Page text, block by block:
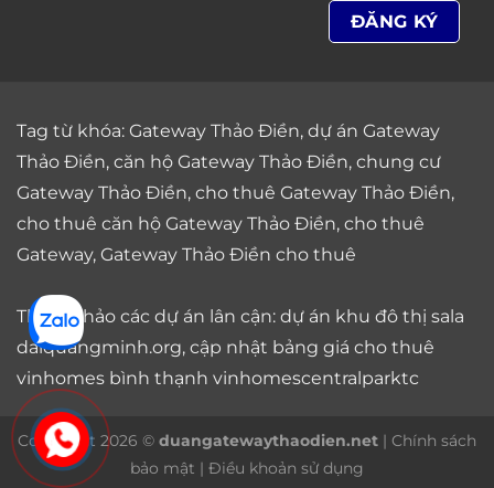
Tag từ khóa: Gateway Thảo Điền, dự án Gateway
Thảo Điền, căn hộ Gateway Thảo Điền, chung cư
Gateway Thảo Điền, cho thuê Gateway Thảo Điền,
cho thuê căn hộ Gateway Thảo Điền, cho thuê
Gateway, Gateway Thảo Điền cho thuê
Tham khảo các dự án lân cận: dự án khu đô thị sala
daiquangminh.org, cập nhật bảng giá cho thuê
vinhomes bình thạnh vinhomescentralparktc
Copyright 2026 © duangatewaythaodien.net | Chính sách
bảo mật | Điều khoản sử dụng